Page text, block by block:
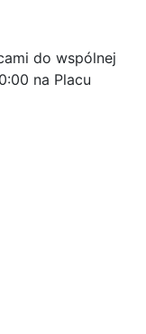
do wspólnej
na Placu